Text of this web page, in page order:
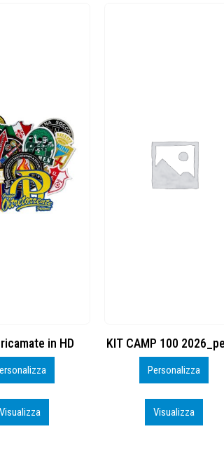
100 2026_perso
Visualizza
BSK600 – 5139960
Personalizza
Visualizza